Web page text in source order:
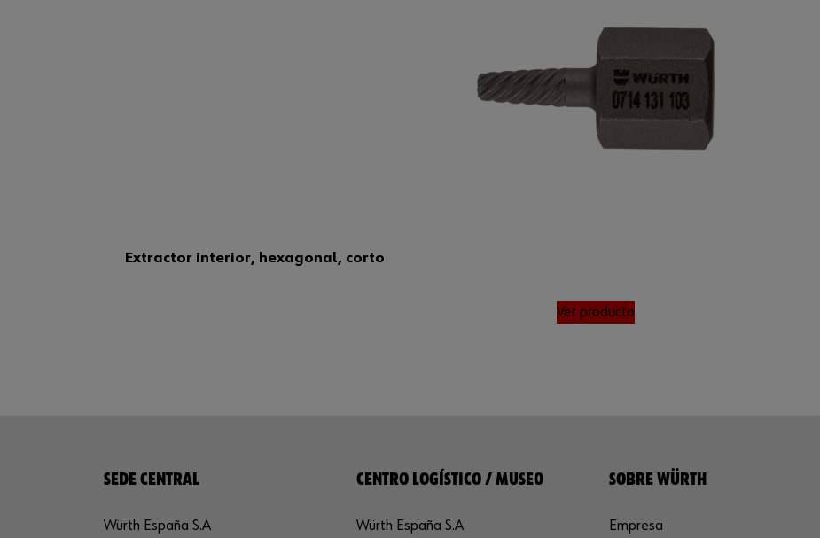
Extractor interior, hexagonal, corto
Ver producto
SEDE CENTRAL
Würth España S.A
CENTRO LOGÍSTICO / MUSEO
Würth España S.A
SOBRE WÜRTH
Empresa